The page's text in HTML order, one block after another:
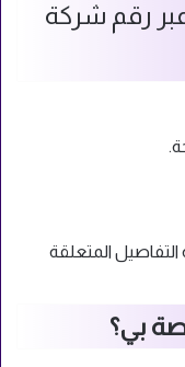
رقم شركة
المتعلقة